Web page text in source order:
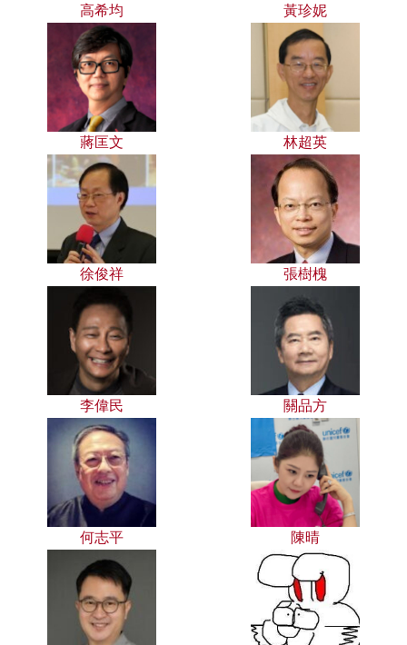
高希均 黃珍妮
蔣匡文 林超英
徐俊祥 張樹槐
李偉民 關品方
何志平 陳晴